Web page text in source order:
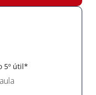
5º útil*